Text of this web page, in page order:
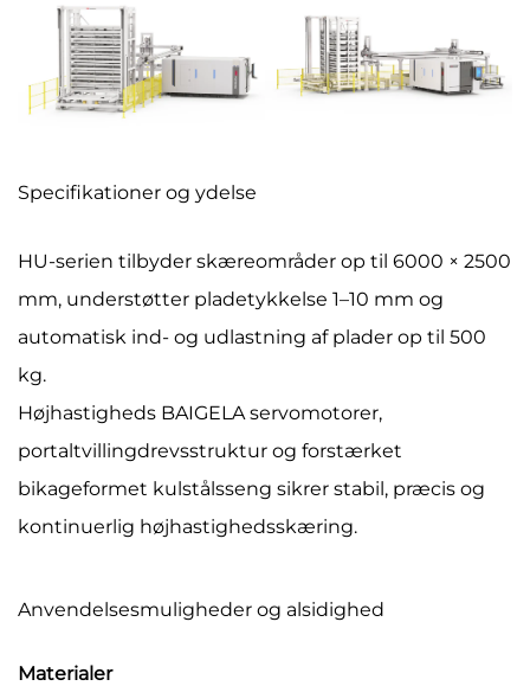
Specifikationer og ydelse
HU-serien tilbyder skæreområder op til 6000 × 2500
mm, understøtter pladetykkelse 1–10 mm og
automatisk ind- og udlastning af plader op til 500
kg.
Højhastigheds BAIGELA servomotorer,
portaltvillingdrevsstruktur og forstærket
bikageformet kulstålsseng sikrer stabil, præcis og
kontinuerlig højhastighedsskæring.
Anvendelsesmuligheder og alsidighed
Materialer